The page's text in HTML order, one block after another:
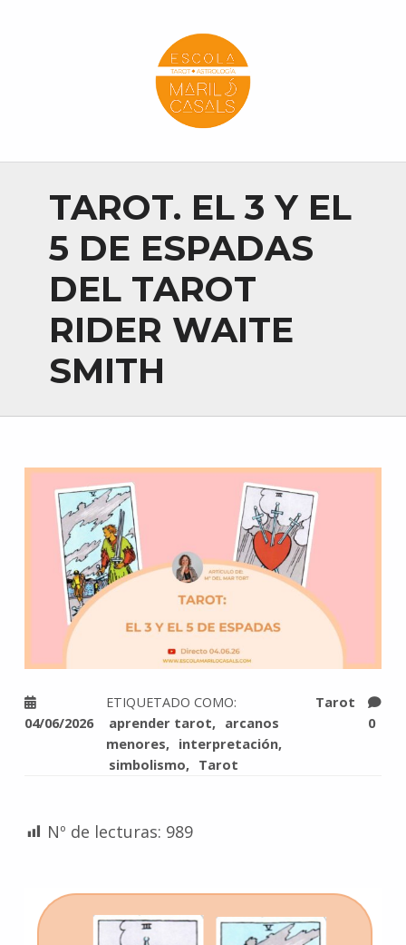
TAROT. EL 3 Y EL
5 DE ESPADAS
DEL TAROT
RIDER WAITE
SMITH
04/06/2026 0
Tarot
ETIQUETADO COMO:
aprender tarot
arcanos
menores
interpretación
simbolismo
Tarot
Nº de lecturas: 989